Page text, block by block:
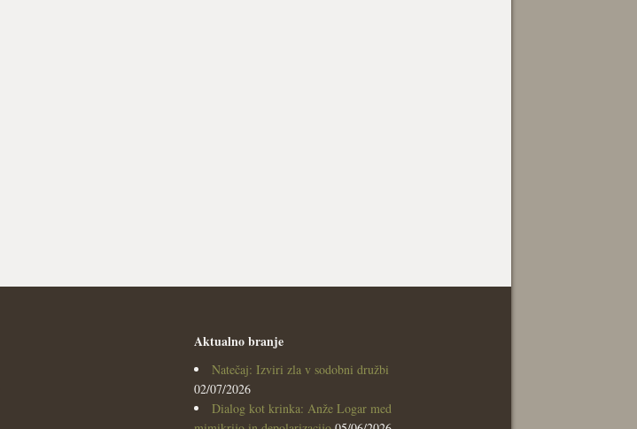
Aktualno branje
Natečaj: Izviri zla v sodobni družbi
02/07/2026
Dialog kot krinka: Anže Logar med